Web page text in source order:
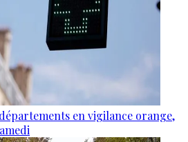
en vigilance orange,